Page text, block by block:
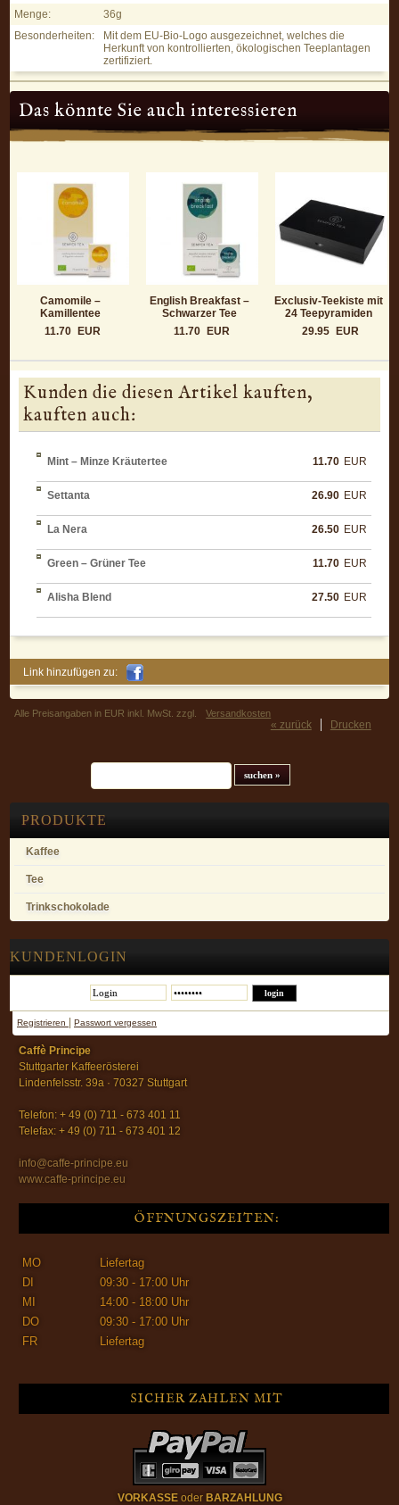
PRODUKTE
Kaffee
Tee
Trinkschokolade
KUNDENLOGIN
Registrieren Passwort vergessen
Caffè Principe
Stuttgarter Kaffeerösterei
Lindenfelsstr. 39a · 70327 Stuttgart
Telefon: + 49 (0) 711 - 673 401 11
Telefax: + 49 (0) 711 - 673 401 12
info@caffe-principe.eu
www.caffe-principe.eu
ÖFFNUNGSZEITEN:
MO
Liefertag
DI
09:30 - 17:00 Uhr
MI
14:00 - 18:00 Uhr
DO
09:30 - 17:00 Uhr
FR
Liefertag
SICHER ZAHLEN MIT
VORKASSE oder BARZAHLUNG
Menge:
36g
Besonderheiten:
Mit dem EU-Bio-Logo ausgezeichnet, welches die
Herkunft von kontrollierten, ökologischen Teeplantagen
zertifiziert.
Das könnte Sie auch interessieren
Camomile –
Kamillentee
11.70
EUR
English Breakfast –
Schwarzer Tee
11.70
EUR
Exclusiv-Teekiste mit
24 Teepyramiden
29.95
EUR
Kunden die diesen Artikel kauften,
kauften auch:
Mint – Minze Kräutertee 11.70 EUR
Settanta 26.90 EUR
La Nera 26.50 EUR
Green – Grüner Tee 11.70 EUR
Alisha Blend 27.50 EUR
Link hinzufügen zu:
Alle Preisangaben in EUR inkl. MwSt. zzgl. Versandkosten
Drucken
« zurück